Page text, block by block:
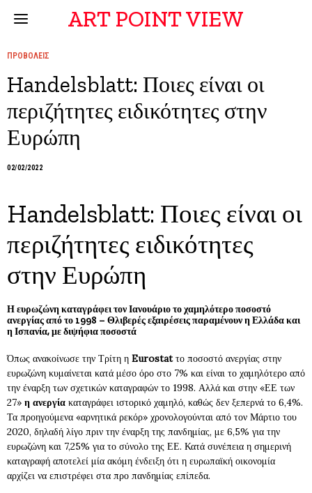
ART POINT VIEW
ΠΡΟΒΟΛΕΙΣ
Handelsblatt: Ποιες είναι οι
περιζήτητες ειδικότητες στην
Ευρώπη
02/02/2022
Handelsblatt: Ποιες είναι οι
περιζήτητες ειδικότητες
στην Ευρώπη
Η ευρωζώνη καταγράφει τον Ιανουάριο το χαμηλότερο ποσοστό
ανεργίας από το 1998 – Θλιβερές εξαιρέσεις παραμένουν η Ελλάδα και
η Ισπανία, με διψήφια ποσοστά
Όπως ανακοίνωσε την Τρίτη η Eurostatτο ποσοστό ανεργίας στην
ευρωζώνη κυμαίνεται κατά μέσο όρο στο 7% και είναι το χαμηλότερο από
την έναρξη των σχετικών καταγραφών το 1998. Αλλά και στην «ΕΕ των
27» η ανεργία καταγράφει ιστορικό χαμηλό, καθώς δεν ξεπερνά το 6,4%.
Τα προηγούμενα «αρνητικά ρεκόρ» χρονολογούνται από τον Μάρτιο του
2020, δηλαδή λίγο πριν την έναρξη της πανδημίας, με 6,5% για την
ευρωζώνη και 7,25% για το σύνολο της ΕΕ. Κατά συνέπεια η σημερινή
καταγραφή αποτελεί μία ακόμη ένδειξη ότι η ευρωπαϊκή οικονομία
αρχίζει να επιστρέφει στα προ πανδημίας επίπεδα.